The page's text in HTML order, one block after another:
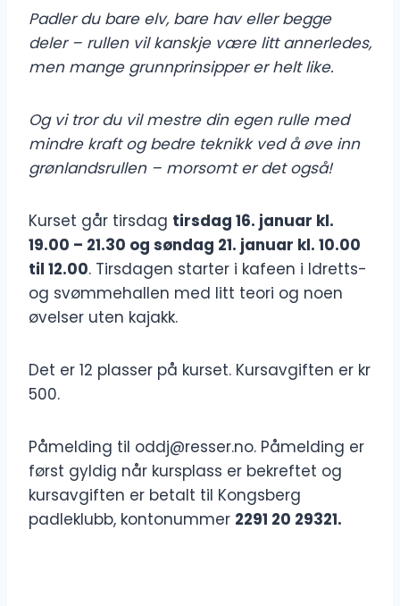
Padler du bare elv, bare hav eller begge
deler – rullen vil kanskje være litt annerledes,
men mange grunnprinsipper er helt like.
Og vi tror du vil mestre din egen rulle med
mindre kraft og bedre teknikk ved å øve inn
grønlandsrullen – morsomt er det også!
Kurset går tirsdag tirsdag 16. januar kl.
19.00 – 21.30 og søndag 21. januar kl. 10.00
til 12.00. Tirsdagen starter i kafeen i Idretts-
og svømmehallen med litt teori og noen
øvelser uten kajakk.
Det er 12 plasser på kurset. Kursavgiften er kr
500.
Påmelding til oddj@resser.no. Påmelding er
først gyldig når kursplass er bekreftet og
kursavgiften er betalt til Kongsberg
padleklubb, kontonummer 2291 20 29321.